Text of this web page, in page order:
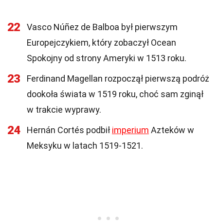
22
Vasco Núñez de Balboa był pierwszym
Europejczykiem, który zobaczył Ocean
Spokojny od strony Ameryki w 1513 roku.
23
Ferdinand Magellan rozpoczął pierwszą podróż
dookoła świata w 1519 roku, choć sam zginął
w trakcie wyprawy.
24 Hernán Cortés podbił imperium Azteków w
Meksyku w latach 1519-1521.